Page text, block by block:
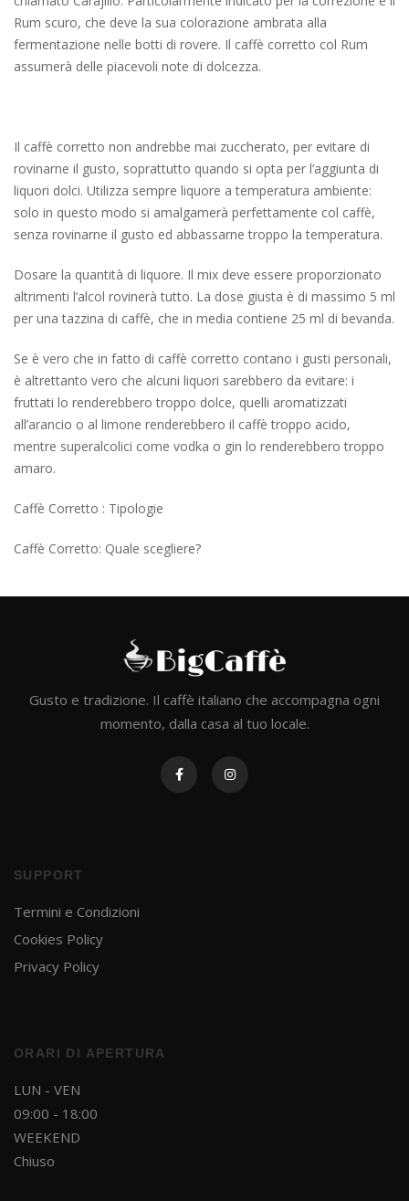
Rum scuro, che deve la sua colorazione ambrata alla
fermentazione nelle botti di rovere. Il caffè corretto col Rum
assumerà delle piacevoli note di dolcezza.
Il caffè corretto non andrebbe mai zuccherato, per evitare di
rovinarne il gusto, soprattutto quando si opta per l’aggiunta di
liquori dolci. Utilizza sempre liquore a temperatura ambiente:
solo in questo modo si amalgamerà perfettamente col caffè,
senza rovinarne il gusto ed abbassarne troppo la temperatura.
Dosare la quantità di liquore. Il mix deve essere proporzionato
altrimenti l’alcol rovinerà tutto. La dose giusta è di massimo 5 ml
per una tazzina di caffè, che in media contiene 25 ml di bevanda.
Se è vero che in fatto di caffè corretto contano i gusti personali,
è altrettanto vero che alcuni liquori sarebbero da evitare: i
fruttati lo renderebbero troppo dolce, quelli aromatizzati
all’arancio o al limone renderebbero il caffè troppo acido,
mentre superalcolici come vodka o gin lo renderebbero troppo
amaro.
Caffè Corretto : Tipologie
Caffè Corretto: Quale scegliere?
Gusto e tradizione. Il caffè italiano che accompagna ogni
momento, dalla casa al tuo locale.
SUPPORT
Termini e Condizioni
Cookies Policy
Privacy Policy
ORARI DI APERTURA
LUN - VEN
09:00 - 18:00
WEEKEND
Chiuso